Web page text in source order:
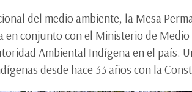
del medio ambiente, la Mesa
en conjunto con el Ministerio de
Ambiental Indígena en el país.
desde hace 33 años con la